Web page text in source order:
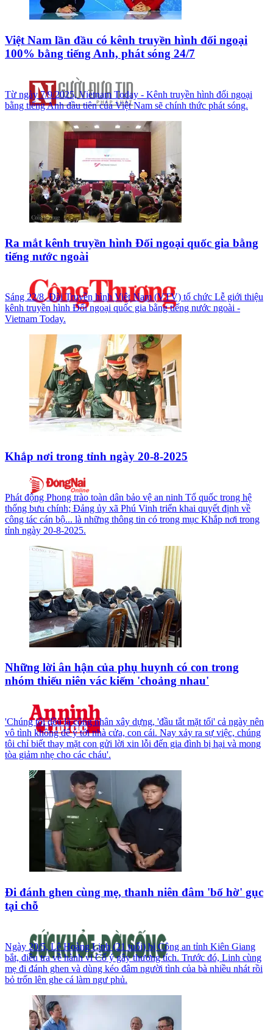
Việt Nam lần đầu có kênh truyền hình đối ngoại
100% bằng tiếng Anh, phát sóng 24/7
Từ ngày 7/9/2025, Vietnam Today - Kênh truyền hình đối ngoại
bằng tiếng Anh đầu tiên của Việt Nam sẽ chính thức phát sóng.
Ra mắt kênh truyền hình Đối ngoại quốc gia bằng
tiếng nước ngoài
Sáng 22/8, Đài Truyền hình Việt Nam (VTV) tổ chức Lễ giới thiệu
kênh truyền hình Đối ngoại quốc gia bằng tiếng nước ngoài -
Vietnam Today.
Khắp nơi trong tỉnh ngày 20-8-2025
Phát động Phong trào toàn dân bảo vệ an ninh Tổ quốc trong hệ
thống bưu chính; Đảng ủy xã Phú Vinh triển khai quyết định về
công tác cán bộ... là những thông tin có trong mục Khắp nơi trong
tỉnh ngày 20-8-2025.
Những lời ân hận của phụ huynh có con trong
nhóm thiếu niên vác kiếm 'choảng nhau'
'Chúng tôi đều là công nhân xây dựng, 'đầu tắt mặt tối' cả ngày nên
vô tình không để ý tới nhà cửa, con cái. Nay xảy ra sự việc, chúng
tôi chỉ biết thay mặt con gửi lời xin lỗi đến gia đình bị hại và mong
tòa giảm nhẹ cho các cháu'.
Đi đánh ghen cùng mẹ, thanh niên đâm 'bố hờ' gục
tại chỗ
Ngày 20/5, Lê Hoàng Linh (21 tuổi) bị Công an tỉnh Kiên Giang
bắt, điều tra về hành vi Cố ý gây thương tích. Trước đó, Linh cùng
mẹ đi đánh ghen và dùng kéo đâm người tình của bà nhiều nhát rồi
bỏ trốn lên ghe cá làm ngư phủ.